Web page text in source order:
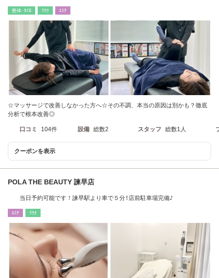
整体･ｶｲﾛ ﾘﾗｸ ｴｽﾃ
☆マッサージで改善しなかった方へ☆その不調、本当の原因は別かも？徹底
分析で根本改善◎
口コミ 104件 設備 総数2 スタッフ 総数1人
クーポンを表示
POLA THE BEAUTY 諫早店
当日予約可能です！諫早駅より車で５分!店前駐車場完備♪
ｴｽﾃ ﾘﾗｸ